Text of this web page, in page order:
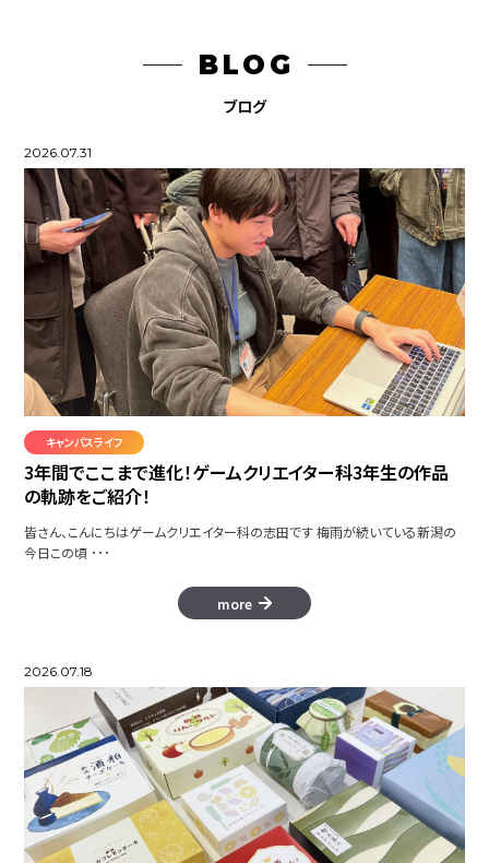
DragDragDragWire
GlowSeeker
HAMUND
PCの中で行われていること掃除編
僕だけの世界
アニメーション集
KEN'S BURGER PR
健康～
BLOG
ブログ
2026.07.31
キャンパスライフ
3年間でここまで進化！ゲームクリエイター科3年生の作品
の軌跡をご紹介！
皆さん、こんにちはゲームクリエイター科の志田です 梅雨が続いている新潟の
今日この頃 ･･･
more
2026.07.18